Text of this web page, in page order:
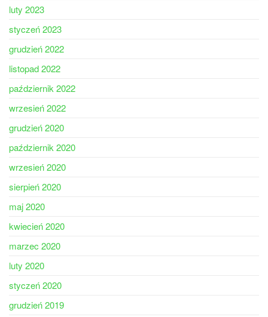
luty 2023
styczeń 2023
grudzień 2022
listopad 2022
październik 2022
wrzesień 2022
grudzień 2020
październik 2020
wrzesień 2020
sierpień 2020
maj 2020
kwiecień 2020
marzec 2020
luty 2020
styczeń 2020
grudzień 2019